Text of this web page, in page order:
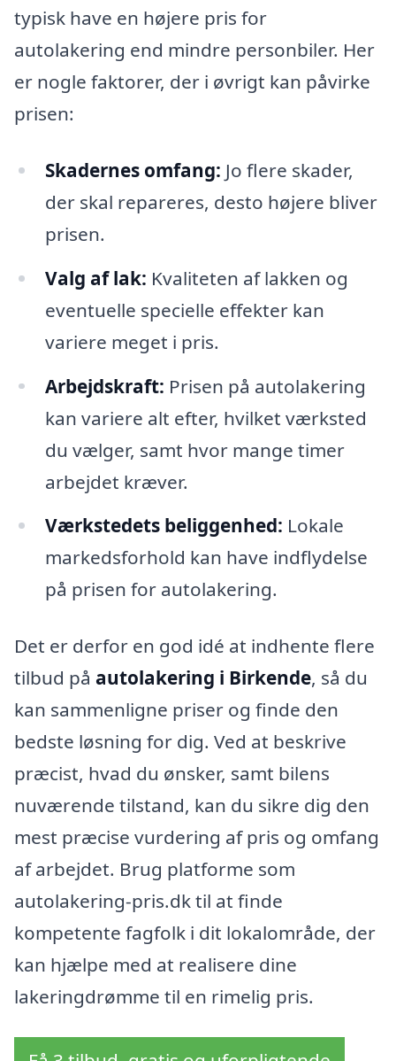
typisk have en højere pris for
autolakering end mindre personbiler. Her
er nogle faktorer, der i øvrigt kan påvirke
prisen:
Skadernes omfang: Jo flere skader,
der skal repareres, desto højere bliver
prisen.
Valg af lak: Kvaliteten af lakken og
eventuelle specielle effekter kan
variere meget i pris.
Arbejdskraft: Prisen på autolakering
kan variere alt efter, hvilket værksted
du vælger, samt hvor mange timer
arbejdet kræver.
Værkstedets beliggenhed: Lokale
markedsforhold kan have indflydelse
på prisen for autolakering.
Det er derfor en god idé at indhente flere
tilbud på autolakering i Birkende, så du
kan sammenligne priser og finde den
bedste løsning for dig. Ved at beskrive
præcist, hvad du ønsker, samt bilens
nuværende tilstand, kan du sikre dig den
mest præcise vurdering af pris og omfang
af arbejdet. Brug platforme som
autolakering-pris.dk til at finde
kompetente fagfolk i dit lokalområde, der
kan hjælpe med at realisere dine
lakeringdrømme til en rimelig pris.